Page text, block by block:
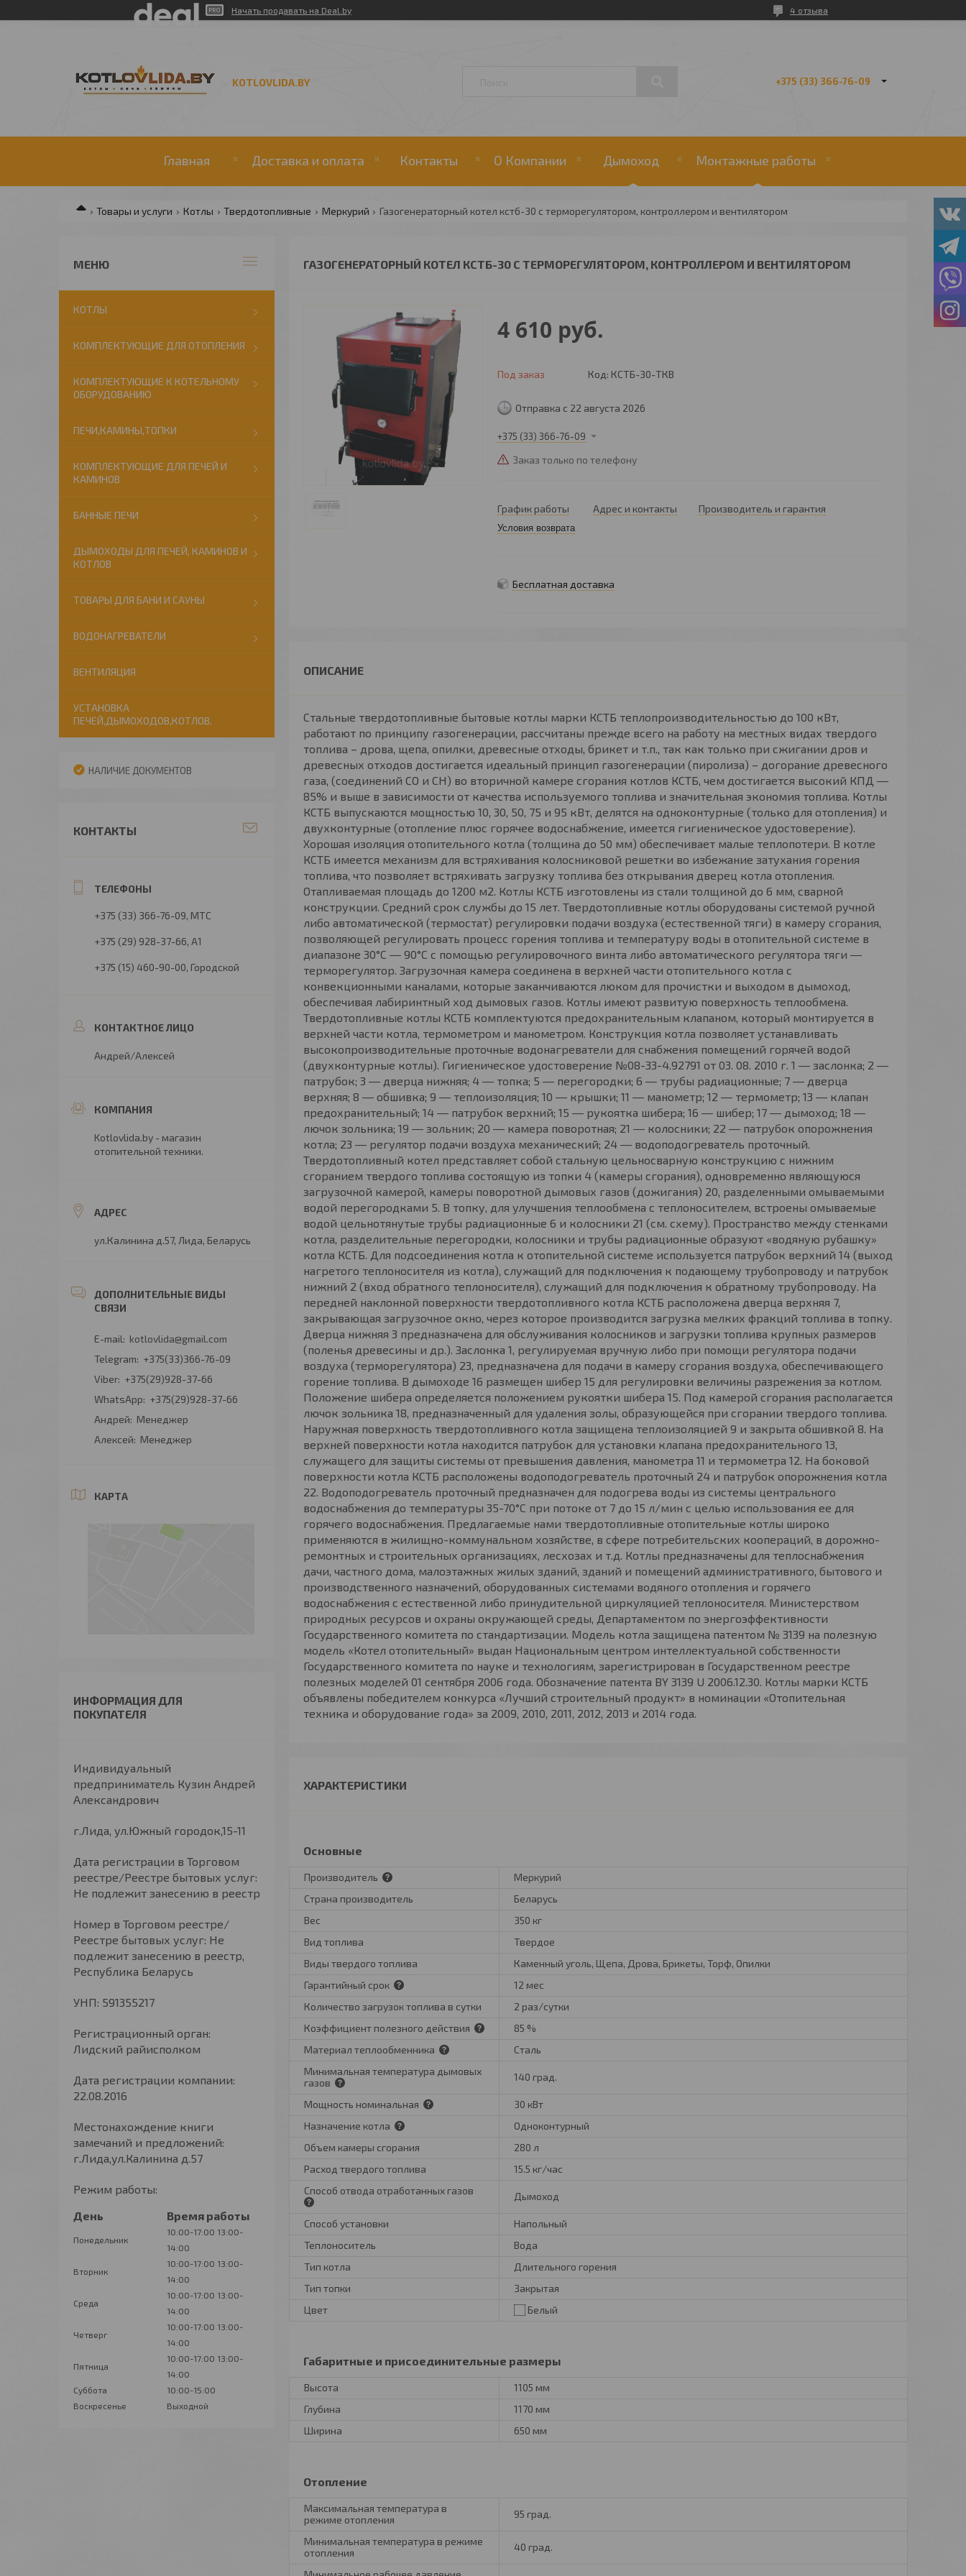
Начать продавать на Deal.by 4 отзыва
KOTLOVLIDA.BY +375 (33) 366-76-09
Главная Доставка и оплата Контакты О Компании Дымоход Монтажные работы
Товары и услуги Котлы Твердотопливные Меркурий Газогенераторный котел кстб-30 с терморегулятором, контроллером и вентилятором
ГАЗОГЕНЕРАТОРНЫЙ КОТЕЛ КСТБ-30 С ТЕРМОРЕГУЛЯТОРОМ, КОНТРОЛЛЕРОМ И ВЕНТИЛЯТОРОМ
4 610 руб.
Под заказ Код: КСТБ-30-ТКВ
Отправка с 22 августа 2026
+375 (33) 366-76-09
Заказ только по телефону
График работы Адрес и контакты Производитель и гарантия
Условия возврата
Бесплатная доставка
Стальные твердотопливные бытовые котлы марки КСТБ теплопроизводительностью до 100 кВт,
работают по принципу газогенерации, рассчитаны прежде всего на работу на местных видах твердого
топлива – дрова, щепа, опилки, древесные отходы, брикет и т.п., так как только при сжигании дров и
древесных отходов достигается идеальный принцип газогенерации (пиролиза) – догорание древесного
газа, (соединений СО и СН) во вторичной камере сгорания котлов КСТБ, чем достигается высокий КПД ―
85% и выше в зависимости от качества используемого топлива и значительная экономия топлива. Котлы
КСТБ выпускаются мощностью 10, 30, 50, 75 и 95 кВт, делятся на одноконтурные (только для отопления) и
двухконтурные (отопление плюс горячее водоснабжение, имеется гигиеническое удостоверение).
Хорошая изоляция отопительного котла (толщина до 50 мм) обеспечивает малые теплопотери. В котле
КСТБ имеется механизм для встряхивания колосниковой решетки во избежание затухания горения
топлива, что позволяет встряхивать загрузку топлива без открывания дверец котла отопления.
Отапливаемая площадь до 1200 м2. Котлы КСТБ изготовлены из стали толщиной до 6 мм, сварной
конструкции. Средний срок службы до 15 лет. Твердотопливные котлы оборудованы системой ручной
либо автоматической (термостат) регулировки подачи воздуха (естественной тяги) в камеру сгорания,
позволяющей регулировать процесс горения топлива и температуру воды в отопительной системе в
диапазоне 30°С ― 90°С с помощью регулировочного винта либо автоматического регулятора тяги ―
терморегулятор. Загрузочная камера соединена в верхней части отопительного котла с
конвекционными каналами, которые заканчиваются люком для прочистки и выходом в дымоход,
обеспечивая лабиринтный ход дымовых газов. Котлы имеют развитую поверхность теплообмена.
Твердотопливные котлы КСТБ комплектуются предохранительным клапаном, который монтируется в
верхней части котла, термометром и манометром. Конструкция котла позволяет устанавливать
высокопроизводительные проточные водонагреватели для снабжения помещений горячей водой
(двухконтурные котлы). Гигиеническое удостоверение №08-33-4.92791 от 03. 08. 2010 г. 1 ― заслонка; 2 ―
патрубок; 3 ― дверца нижняя; 4 ― топка; 5 ― перегородки; 6 ― трубы радиационные; 7 ― дверца
верхняя; 8 ― обшивка; 9 ― теплоизоляция; 10 ― крышки; 11 ― манометр; 12 ― термометр; 13 ― клапан
предохранительный; 14 ― патрубок верхний; 15 ― рукоятка шибера; 16 ― шибер; 17 ― дымоход; 18 ―
лючок зольника; 19 ― зольник; 20 ― камера поворотная; 21 ― колосники; 22 ― патрубок опорожнения
котла; 23 ― регулятор подачи воздуха механический; 24 ― водоподогреватель проточный.
Твердотопливный котел представляет собой стальную цельносварную конструкцию с нижним
сгоранием твердого топлива состоящую из топки 4 (камеры сгорания), одновременно являющуюся
загрузочной камерой, камеры поворотной дымовых газов (дожигания) 20, разделенными омываемыми
водой перегородками 5. В топку, для улучшения теплообмена с теплоносителем, встроены омываемые
водой цельнотянутые трубы радиационные 6 и колосники 21 (см. схему). Пространство между стенками
котла, разделительные перегородки, колосники и трубы радиационные образуют «водяную рубашку»
котла КСТБ. Для подсоединения котла к отопительной системе используется патрубок верхний 14 (выход
нагретого теплоносителя из котла), служащий для подключения к подающему трубопроводу и патрубок
нижний 2 (вход обратного теплоносителя), служащий для подключения к обратному трубопроводу. На
передней наклонной поверхности твердотопливного котла КСТБ расположена дверца верхняя 7,
закрывающая загрузочное окно, через которое производится загрузка мелких фракций топлива в топку.
Дверца нижняя 3 предназначена для обслуживания колосников и загрузки топлива крупных размеров
(поленья древесины и др.). Заслонка 1, регулируемая вручную либо при помощи регулятора подачи
воздуха (терморегулятора) 23, предназначена для подачи в камеру сгорания воздуха, обеспечивающего
горение топлива. В дымоходе 16 размещен шибер 15 для регулировки величины разрежения за котлом.
Положение шибера определяется положением рукоятки шибера 15. Под камерой сгорания располагается
лючок зольника 18, предназначенный для удаления золы, образующейся при сгорании твердого топлива.
Наружная поверхность твердотопливного котла защищена теплоизоляцией 9 и закрыта обшивкой 8. На
верхней поверхности котла находится патрубок для установки клапана предохранительного 13,
служащего для защиты системы от превышения давления, манометра 11 и термометра 12. На боковой
поверхности котла КСТБ расположены водоподогреватель проточный 24 и патрубок опорожнения котла
22. Водоподогреватель проточный предназначен для подогрева воды из системы центрального
водоснабжения до температуры 35-70°С при потоке от 7 до 15 л/мин с целью использования ее для
горячего водоснабжения. Предлагаемые нами твердотопливные отопительные котлы широко
применяются в жилищно-коммунальном хозяйстве, в сфере потребительских коопераций, в дорожно-
ремонтных и строительных организациях, лесхозах и т.д. Котлы предназначены для теплоснабжения
дачи, частного дома, малоэтажных жилых зданий, зданий и помещений административного, бытового и
производственного назначений, оборудованных системами водяного отопления и горячего
водоснабжения с естественной либо принудительной циркуляцией теплоносителя. Министерством
природных ресурсов и охраны окружающей среды, Департаментом по энергоэффективности
Государственного комитета по стандартизации. Модель котла защищена патентом № 3139 на полезную
модель «Котел отопительный» выдан Национальным центром интеллектуальной собственности
Государственного комитета по науке и технологиям, зарегистрирован в Государственном реестре
полезных моделей 01 сентября 2006 года. Обозначение патента BY 3139 U 2006.12.30. Котлы марки КСТБ
объявлены победителем конкурса «Лучший строительный продукт» в номинации «Отопительная
техника и оборудование года» за 2009, 2010, 2011, 2012, 2013 и 2014 года.
ХАРАКТЕРИСТИКИ
Основные
Производитель
Меркурий
Страна производитель
Беларусь
Вес
350 кг
Вид топлива
Твердое
Виды твердого топлива
Каменный уголь, Щепа, Дрова, Брикеты, Торф, Опилки
Гарантийный срок
12 мес
Количество загрузок топлива в сутки
2 раз/сутки
Коэффициент полезного действия
85 %
Материал теплообменника
Сталь
Минимальная температура дымовых
газов
140 град.
Мощность номинальная
30 кВт
Назначение котла
Одноконтурный
Объем камеры сгорания
280 л
Расход твердого топлива
15.5 кг/час
Способ отвода отработанных газов
Дымоход
Способ установки
Напольный
Теплоноситель
Вода
Тип котла
Длительного горения
Тип топки
Закрытая
Цвет
Белый
Габаритные и присоединительные размеры
Высота
1105 мм
Глубина
1170 мм
Ширина
650 мм
Отопление
Максимальная температура в
режиме отопления
95 град.
Минимальная температура в режиме
отопления
40 град.
КОТЛЫ
КОМПЛЕКТУЮЩИЕ ДЛЯ ОТОПЛЕНИЯ
КОМПЛЕКТУЮЩИЕ К КОТЕЛЬНОМУ
ОБОРУДОВАНИЮ
ПЕЧИ,КАМИНЫ,ТОПКИ
КОМПЛЕКТУЮЩИЕ ДЛЯ ПЕЧЕЙ И
КАМИНОВ
БАННЫЕ ПЕЧИ
ДЫМОХОДЫ ДЛЯ ПЕЧЕЙ, КАМИНОВ И
КОТЛОВ
ТОВАРЫ ДЛЯ БАНИ И САУНЫ
ВОДОНАГРЕВАТЕЛИ
ВЕНТИЛЯЦИЯ
УСТАНОВКА
ПЕЧЕЙ,ДЫМОХОДОВ,КОТЛОВ.
НАЛИЧИЕ ДОКУМЕНТОВ
КОНТАКТЫ
+375 (33) 366-76-09 МТС
+375 (29) 928-37-66 А1
+375 (15) 460-90-00 Городской
Андрей/Алексей
Kotlovlida.by - магазин
отопительной техники.
ул.Калинина д.57, Лида, Беларусь
kotlovlida@gmail.com
+375(33)366-76-09
+375(29)928-37-66
+375(29)928-37-66
Андрей
Менеджер
Алексей
Менеджер
КАРТА
ИНФОРМАЦИЯ ДЛЯ
ПОКУПАТЕЛЯ
Индивидуальный
предприниматель Кузин Андрей
Александрович
г.Лида, ул.Южный городок,15-11
Дата регистрации в Торговом
реестре/Реестре бытовых услуг:
Не подлежит занесению в реестр
Номер в Торговом реестре/
Реестре бытовых услуг: Не
подлежит занесению в реестр,
Республика Беларусь
УНП: 591355217
Регистрационный орган:
Лидский райисполком
Дата регистрации компании:
22.08.2016
Местонахождение книги
замечаний и предложений:
г.Лида,ул.Калинина д.57
Режим работы:
День
Время работы
Понедельник
10:00-17:00 13:00-
14:00
Вторник
10:00-17:00 13:00-
14:00
Среда
10:00-17:00 13:00-
14:00
Четверг
10:00-17:00 13:00-
14:00
Пятница
10:00-17:00 13:00-
14:00
Суббота
10:00-15:00
Воскресенье
Выходной